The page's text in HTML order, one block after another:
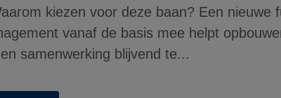
kiezen voor deze baan? Een nieuwe
vanaf de basis mee helpt
samenwerking blijvend te...